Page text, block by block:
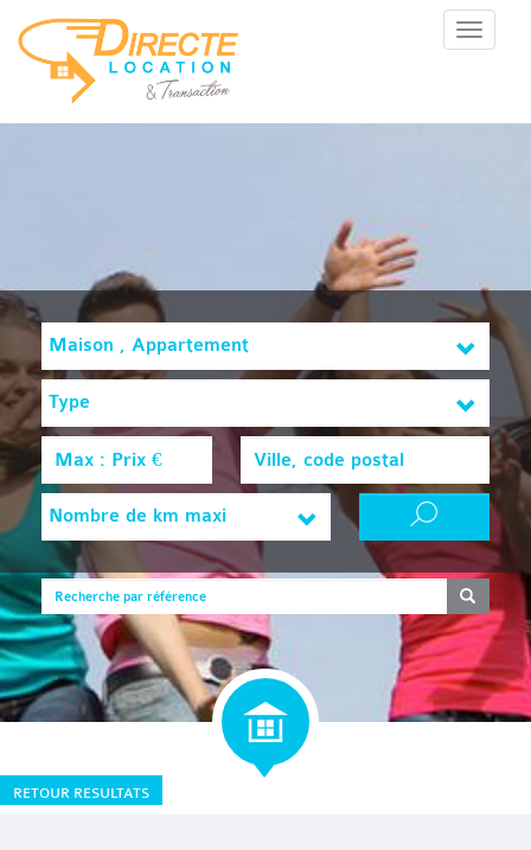
Menu
Maison , Appartement
Type
Nombre de km maxi
RETOUR RESULTATS